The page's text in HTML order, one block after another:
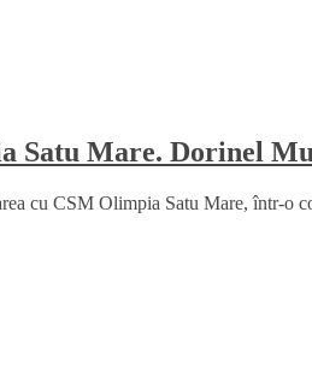
Satu Mare. Dorinel
cu CSM Olimpia Satu Mare, într-o